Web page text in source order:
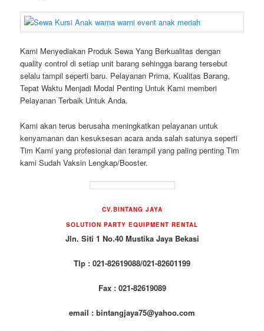
Kami Menyediakan Produk Sewa Yang Berkualitas dengan
quality control di setiap unit barang sehingga barang tersebut
selalu tampil seperti baru. Pelayanan Prima, Kualitas Barang,
Tepat Waktu Menjadi Modal Penting Untuk Kami memberi
Pelayanan Terbaik Untuk Anda.
Kami akan terus berusaha meningkatkan pelayanan untuk
kenyamanan dan kesuksesan acara anda salah satunya seperti
Tim Kami yang profesional dan terampil yang paling penting Tim
kami Sudah Vaksin Lengkap/Booster.
CV.BINTANG JAYA
SOLUTION PARTY EQUIPMENT RENTAL
Jln. Siti 1 No.40 Mustika Jaya Bekasi
Tlp : 021-82619088/021-82601199
Fax : 021-82619089
email : bintangjaya75@yahoo.com